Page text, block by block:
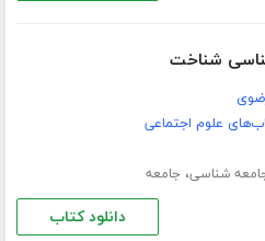
شناخت
علوم اجتماعی
شناسی، جامعه
دانلود کتاب